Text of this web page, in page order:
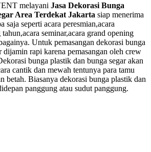
melayani Jasa Dekorasi Bunga
Area Terdekat Jakarta siap menerima
saja seperti acara peresmian,acara
seminar,acara grand opening
Untuk pemasangan dekorasi bunga
dijamin rapi karena pemasangan oleh crew
bunga plastik dan bunga segar akan
cantik dan mewah tentunya para tamu
betah. Biasanya dekorasi bunga plastik dan
panggung atau sudut panggung.